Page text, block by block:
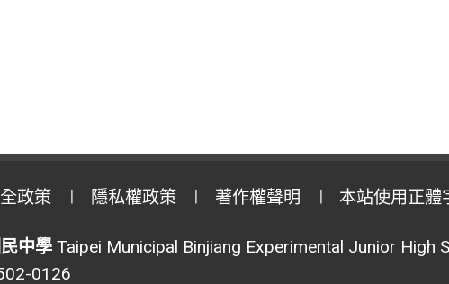
政策 隱私權政策 著作權聲明 本站使用正體
中學Taipei Municipal Binjiang Experimental Junior High
0126